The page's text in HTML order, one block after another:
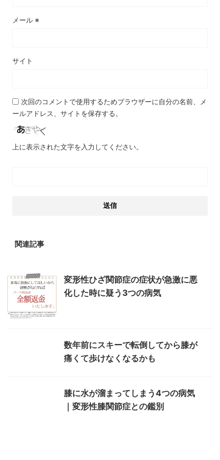
メール ※
サイト
次回のコメントで使用するためブラウザーに自分の名前、メ
ールアドレス、サイトを保存する。
上に表示された文字を入力してください。
関連記事
変形性ひざ関節症の症状が急激に悪
化した時に疑う3つの病気
数年前にスキーで転倒してから膝が
痛くて歩けなくなるかも
膝に水が溜まってしまう4つの病気
｜変形性膝関節症との鑑別